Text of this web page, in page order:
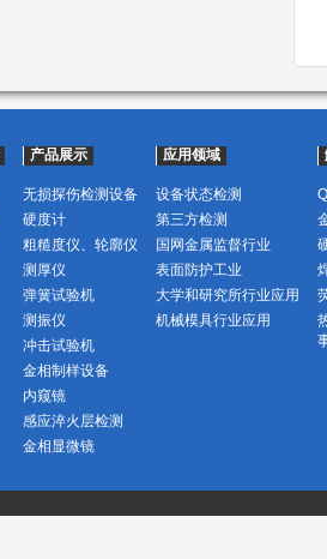
产品展示
无损探伤检测设备
硬度计
粗糙度仪、轮廓仪
测厚仪
弹簧试验机
测振仪
冲击试验机
金相制样设备
内窥镜
感应淬火层检测
金相显微镜
应用领域
设备状态检测
第三方检测
国网金属监督行业
表面防护工业
大学和研究所行业应用
机械模具行业应用